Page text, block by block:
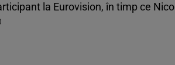
la Eurovision, în timp ce